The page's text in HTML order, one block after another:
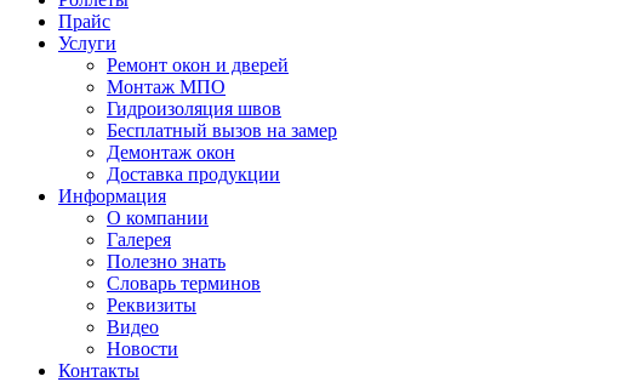
Прайс
Услуги
Ремонт окон и дверей
Монтаж МПО
Гидроизоляция швов
Бесплатный вызов на замер
Демонтаж окон
Доставка продукции
Информация
О компании
Галерея
Полезно знать
Словарь терминов
Реквизиты
Видео
Новости
Контакты